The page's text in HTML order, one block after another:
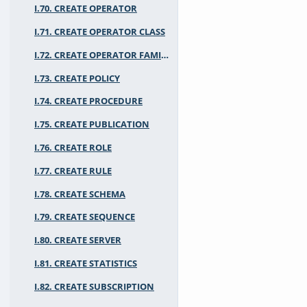
I.70. CREATE OPERATOR
I.71. CREATE OPERATOR CLASS
I.72. CREATE OPERATOR FAMILY
I.73. CREATE POLICY
I.74. CREATE PROCEDURE
I.75. CREATE PUBLICATION
I.76. CREATE ROLE
I.77. CREATE RULE
I.78. CREATE SCHEMA
I.79. CREATE SEQUENCE
I.80. CREATE SERVER
I.81. CREATE STATISTICS
I.82. CREATE SUBSCRIPTION